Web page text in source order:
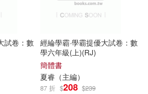
(57)
(57)
(610)
出版社(608)
試卷：數
經綸學霸·學霸提優大試卷：數
學六年級(上)(RJ)
簡體書
夏睿（主編）
87 折 $208 $239